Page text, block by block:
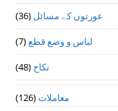
عورتوں کے مسائل (36)
لباس و وضع قطع (7)
نکاح (48)
معاملات(126)